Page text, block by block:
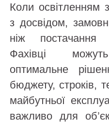
Коли освітленням
з досвідом,
ніж постачання
Фахівці
оптимальне
бюджету, строків,
майбутньої
важливо для